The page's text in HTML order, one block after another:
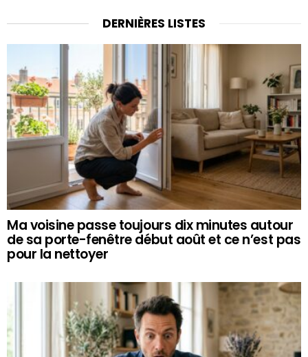
DERNIÈRES LISTES
Ma voisine passe toujours dix minutes autour
de sa porte-fenêtre début août et ce n’est pas
pour la nettoyer